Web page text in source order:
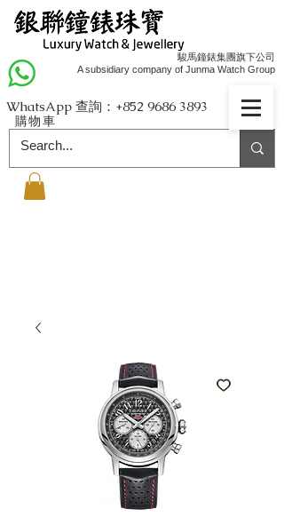
駿馬鐘錶集團旗下公司
A subsidiary company of Junma Watch Group
購物車
WhatsApp 查詢：+852 9686 3893